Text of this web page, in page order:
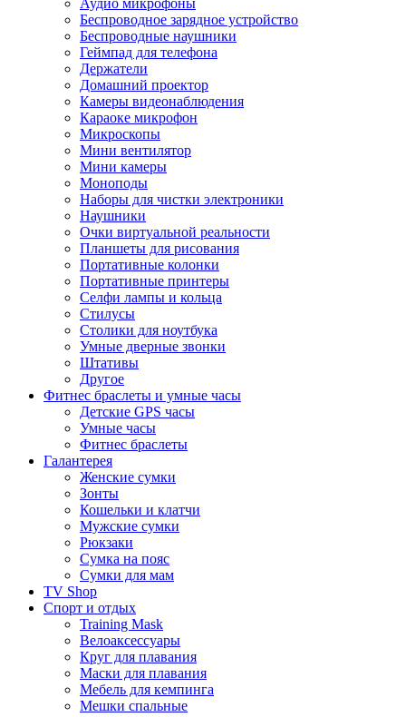
Аудио микрофоны
Беспроводное зарядное устройство
Беспроводные наушники
Геймпад для телефона
Держатели
Домашний проектор
Камеры видеонаблюдения
Караоке микрофон
Микроскопы
Мини вентилятор
Мини камеры
Моноподы
Наборы для чистки электроники
Наушники
Очки виртуальной реальности
Планшеты для рисования
Портативные колонки
Портативные принтеры
Селфи лампы и кольца
Стилусы
Столики для ноутбука
Умные дверные звонки
Штативы
Другое
Фитнес браслеты и умные часы
Детские GPS часы
Умные часы
Фитнес браслеты
Галантерея
Женские сумки
Зонты
Кошельки и клатчи
Мужские сумки
Рюкзаки
Сумка на пояс
Сумки для мам
TV Shop
Спорт и отдых
Training Mask
Велоаксессуары
Круг для плавания
Маски для плавания
Мебель для кемпинга
Мешки спальные